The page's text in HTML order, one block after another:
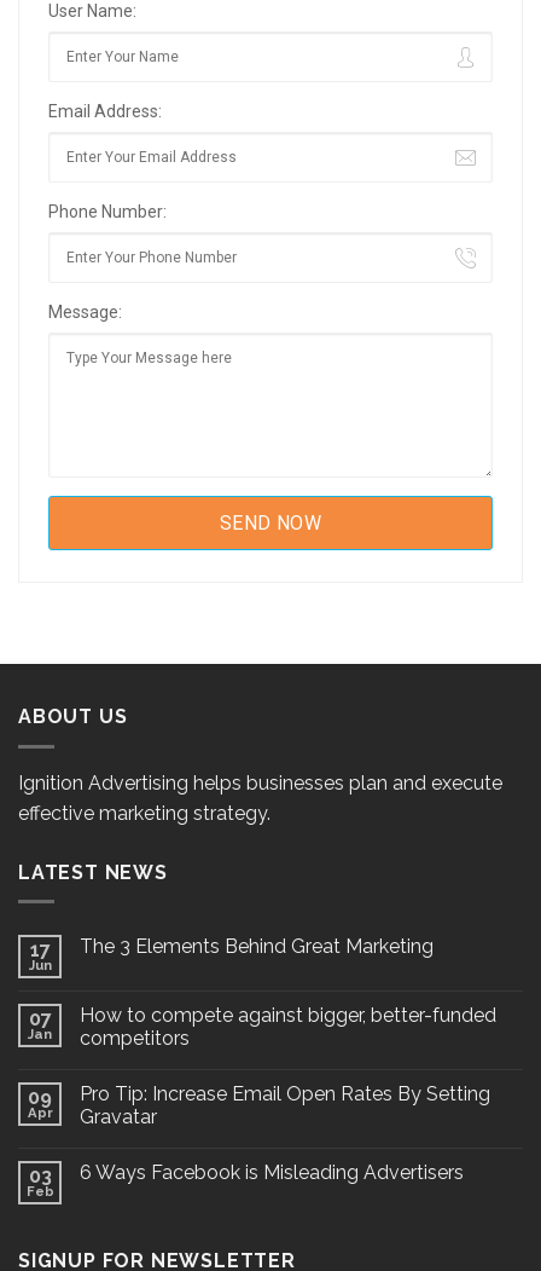
User Name:
Email Address:
Phone Number:
Message:
ABOUT US
Ignition Advertising helps businesses plan and execute
effective marketing strategy.
LATEST NEWS
17
Jun
The 3 Elements Behind Great Marketing
07
Jan
How to compete against bigger, better-funded
competitors
09
Apr
Pro Tip: Increase Email Open Rates By Setting
Gravatar
03
Feb
6 Ways Facebook is Misleading Advertisers
SIGNUP FOR NEWSLETTER